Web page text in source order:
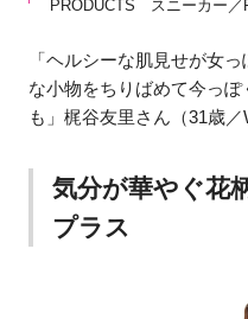
PRODUCTS スニーカー／
「ヘルシーな肌見せが女
な小物をちりばめて今っ
も」梶谷友里さん（31歳／
気分が華やぐ花
プラス